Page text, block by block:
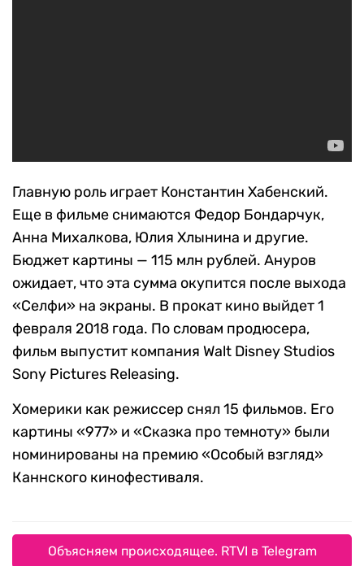
Главную роль играет Константин Хабенский.
Еще в фильме снимаются Федор Бондарчук,
Анна Михалкова, Юлия Хлынина и другие.
Бюджет картины — 115 млн рублей. Ануров
ожидает, что эта сумма окупится после выхода
«Селфи» на экраны. В прокат кино выйдет 1
февраля 2018 года. По словам продюсера,
фильм выпустит компания Walt Disney Studios
Sony Pictures Releasing.
Хомерики как режиссер снял 15 фильмов. Его
картины «977» и «Сказка про темноту» были
номинированы на премию «Особый взгляд»
Каннского кинофестиваля.
Объясняем происходящее. RTVI в Telegram